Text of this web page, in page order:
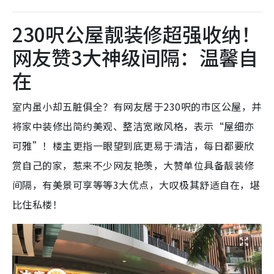
230呎公屋靓装修超强收纳！
网友赞3大神级间隔：温馨自
在
室内虽小却五脏俱全？有网友居于230呎的市区公屋，并
将家中装修出简约美观、整洁宽敞风格，表示“屋细亦
可雅”！楼主更指一眼望到底更易于清洁，每日都要欣
赏自己的家，惹来不少网友艳羡，大赞单位具备靓装修
间隔，有美景可享等等3大优点，大叹极其舒适自在，堪
比住私楼！